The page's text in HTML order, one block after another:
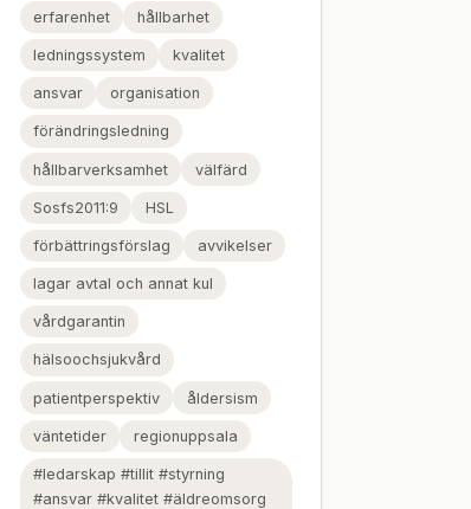
erfarenhet hållbarhet
ledningssystem kvalitet
ansvar organisation
förändringsledning
hållbarverksamhet välfärd
Sosfs2011:9 HSL
förbättringsförslag avvikelser
lagar avtal och annat kul
vårdgarantin
hälsoochsjukvård
patientperspektiv åldersism
väntetider regionuppsala
#ledarskap #tillit #styrning
#ansvar #kvalitet #äldreomsorg